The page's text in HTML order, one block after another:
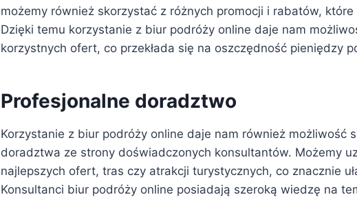
możemy również skorzystać z różnych promocji i rabatów,
Dzięki temu korzystanie z biur podróży online daje nam
korzystnych ofert, co przekłada się na oszczędność pieniędzy
Profesjonalne doradztwo
Korzystanie z biur podróży online daje nam również możliwość
doradztwa ze strony doświadczonych konsultantów. Możemy
najlepszych ofert, tras czy atrakcji turystycznych, co znacznie
Konsultanci biur podróży online posiadają szeroką wiedzę na